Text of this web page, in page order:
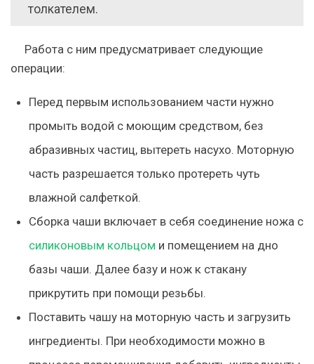
толкателем.
Работа с ним предусматривает следующие
операции:
Перед первым использованием части нужно
промыть водой с моющим средством, без
абразивных частиц, вытереть насухо. Моторную
часть разрешается только протереть чуть
влажной салфеткой.
Сборка чаши включает в себя соединение ножа с
силиконовым кольцом и помещением на дно
базы чаши. Далее базу и нож к стакану
прикрутить при помощи резьбы.
Поставить чашу на моторную часть и загрузить
ингредиенты. При необходимости можно в